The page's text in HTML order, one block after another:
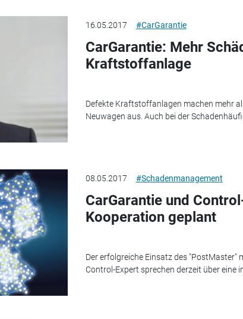
16.05.2017 #CarGarantie
CarGarantie: Mehr
Kraftstoffanlage
Defekte Kraftstoffanlagen machen mehr
Neuwagen aus. Auch bei der
08.05.2017 #Schadenmanagement
CarGarantie und
Kooperation geplant
Der erfolgreiche Einsatz des "PostMaster"
Control-Expert sprechen derzeit über eine